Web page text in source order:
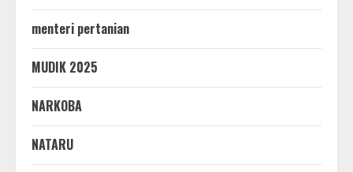
menteri pertanian
MUDIK 2025
NARKOBA
NATARU